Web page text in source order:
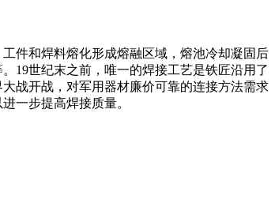
工件和焊料熔化形成熔融区域，熔池冷却凝固后
19世纪末之前，唯一的焊接工艺是铁匠沿用了
战开战，对军用器材廉价可靠的连接方法需求
一步提高焊接质量。